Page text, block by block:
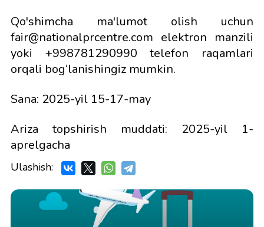
Qo'shimcha ma'lumot olish uchun
fair@nationalprcentre.com elektron manzili
yoki +998781290990 telefon raqamlari
orqali bog‘lanishingiz mumkin.
Sana: 2025-yil 15-17-may
Ariza topshirish muddati: 2025-yil 1-
aprelgacha
Ulashish: